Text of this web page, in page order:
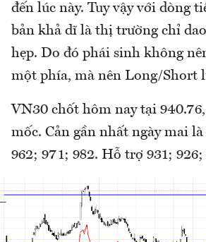
đến lúc này. Tuy vậy với dòng
bản khả dĩ là thị trường chỉ
hẹp. Do đó phái sinh không
một phía, mà nên Long/Short
VN30 chốt hôm nay tại
mốc. Cản gần nhất ngày mai là
962; 971; 982. Hỗ trợ 931; 926;